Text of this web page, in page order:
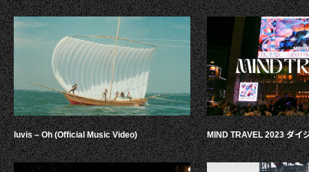
luvis – Oh (Official Music Video) MIND TRAVEL 2023 ダイ